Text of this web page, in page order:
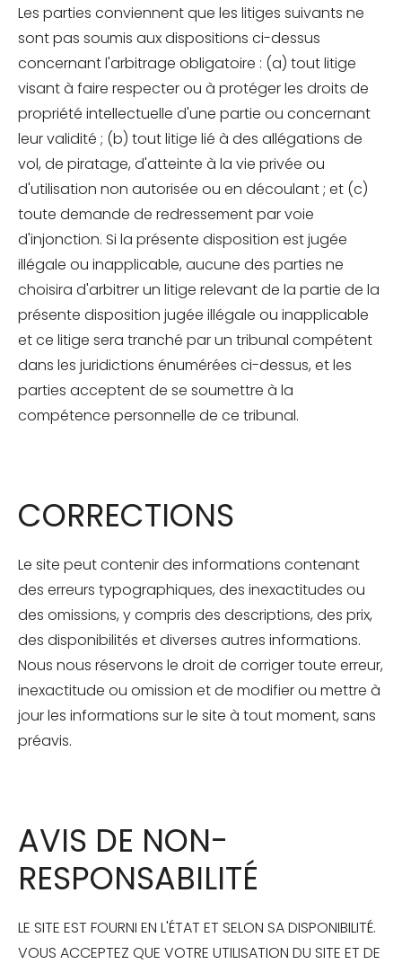
Les parties conviennent que les litiges suivants ne
sont pas soumis aux dispositions ci-dessus
concernant l'arbitrage obligatoire : (a) tout litige
visant à faire respecter ou à protéger les droits de
propriété intellectuelle d'une partie ou concernant
leur validité ; (b) tout litige lié à des allégations de
vol, de piratage, d'atteinte à la vie privée ou
d'utilisation non autorisée ou en découlant ; et (c)
toute demande de redressement par voie
d'injonction. Si la présente disposition est jugée
illégale ou inapplicable, aucune des parties ne
choisira d'arbitrer un litige relevant de la partie de la
présente disposition jugée illégale ou inapplicable
et ce litige sera tranché par un tribunal compétent
dans les juridictions énumérées ci-dessus, et les
parties acceptent de se soumettre à la
compétence personnelle de ce tribunal.
CORRECTIONS
Le site peut contenir des informations contenant
des erreurs typographiques, des inexactitudes ou
des omissions, y compris des descriptions, des prix,
des disponibilités et diverses autres informations.
Nous nous réservons le droit de corriger toute erreur,
inexactitude ou omission et de modifier ou mettre à
jour les informations sur le site à tout moment, sans
préavis.
AVIS DE NON-
RESPONSABILITÉ
LE SITE EST FOURNI EN L'ÉTAT ET SELON SA DISPONIBILITÉ.
VOUS ACCEPTEZ QUE VOTRE UTILISATION DU SITE ET DE